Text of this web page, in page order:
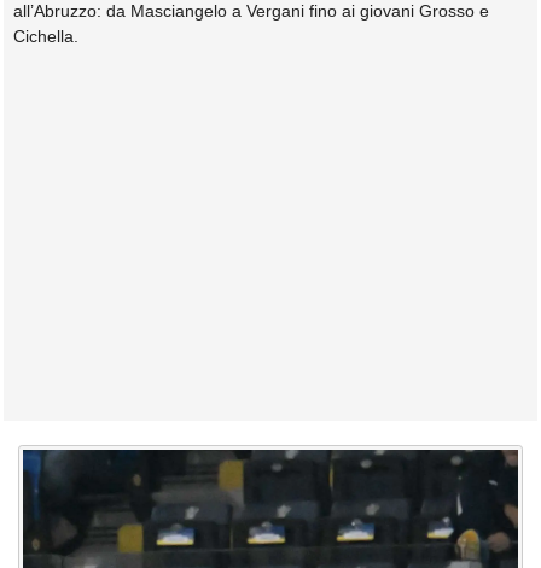
all’Abruzzo: da Masciangelo a Vergani fino ai giovani Grosso e
Cichella.